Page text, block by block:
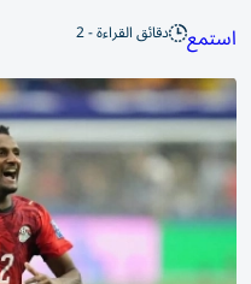
استمع دقائق القراءة - 2